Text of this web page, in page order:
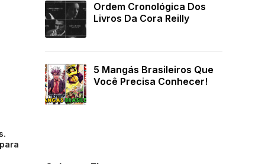
Ordem Cronológica Dos
Livros Da Cora Reilly
5 Mangás Brasileiros Que
Você Precisa Conhecer!